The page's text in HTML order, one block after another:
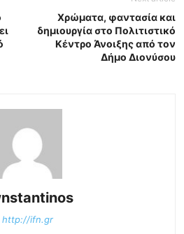
Χρώματα, φαντασία και
δημιουργία στο Πολιτιστικό
Κέντρο Άνοιξης από τον
Δήμο Διονύσου
http://ifn.gr